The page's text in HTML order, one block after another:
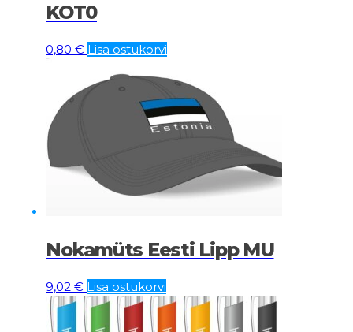
KOT0
0,80 € Lisa ostukorvi
Nokamüts Eesti Lipp MU
9,02 € Lisa ostukorvi